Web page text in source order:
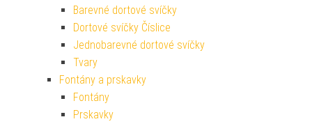
Barevné dortové svíčky
Dortové svíčky Číslice
Jednobarevné dortové svíčky
Tvary
Fontány a prskavky
Fontány
Prskavky